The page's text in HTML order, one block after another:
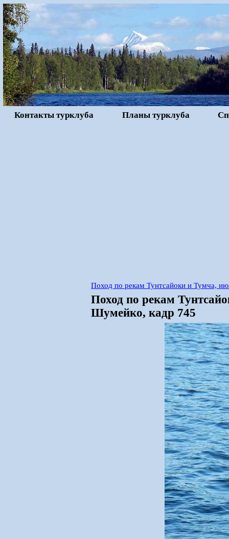
Контакты турклуба Планы турклуба
Поход по рекам Тунтсайоки и Тумча,
Поход по рекам
Шумейко, кадр 745